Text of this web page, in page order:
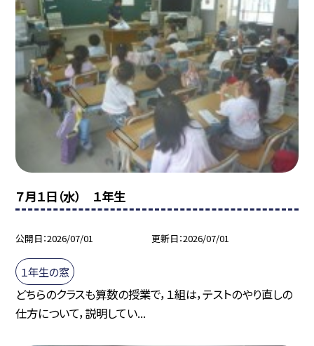
７月１日（水） １年生
公開日 2026/07/01 更新日 2026/07/01
１年生の窓
どちらのクラスも算数の授業で，１組は，テストのやり直しの
仕方について，説明してい...